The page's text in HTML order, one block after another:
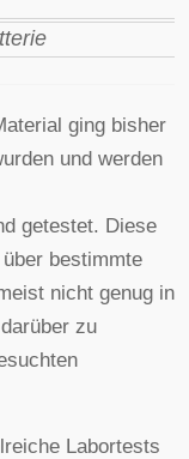
ging bisher
und werden
getestet. Diese
bestimmte
nicht genug in
zu
Labortests